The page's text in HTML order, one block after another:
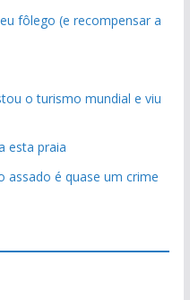
fôlego (e recompensar a
o turismo mundial e viu
esta praia
assado é quase um crime